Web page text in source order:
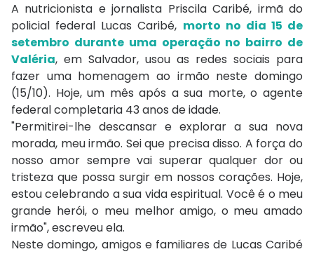
A nutricionista e jornalista Priscila Caribé, irmã do
policial federal Lucas Caribé, morto no dia 15 de
setembro durante uma operação no bairro de
Valéria, em Salvador, usou as redes sociais para
fazer uma homenagem ao irmão neste domingo
(15/10). Hoje, um mês após a sua morte, o agente
federal completaria 43 anos de idade.
"Permitirei-lhe descansar e explorar a sua nova
morada, meu irmão. Sei que precisa disso. A força do
nosso amor sempre vai superar qualquer dor ou
tristeza que possa surgir em nossos corações. Hoje,
estou celebrando a sua vida espiritual. Você é o meu
grande herói, o meu melhor amigo, o meu amado
irmão", escreveu ela.
Neste domingo, amigos e familiares de Lucas Caribé